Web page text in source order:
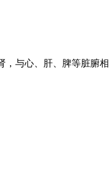
与心、肝、脾等脏腑